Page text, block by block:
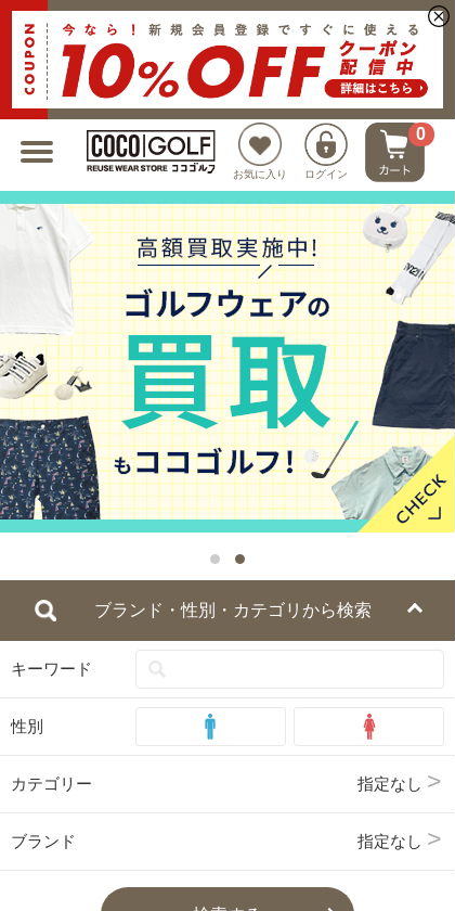
お気に入り ログイン
0
新規会員登録でクーポンプレゼント
ブランド・性別・カテゴリから検索
キーワード
性別
カテゴリー 指定なし
ブランド 指定なし